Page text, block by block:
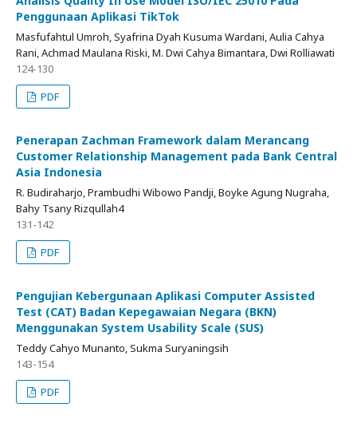
Penggunaan Aplikasi TikTok
Masfufahtul Umroh, Syafrina Dyah Kusuma Wardani, Aulia Cahya
Rani, Achmad Maulana Riski, M. Dwi Cahya Bimantara, Dwi Rolliawati
124-130
PDF
Penerapan Zachman Framework dalam Merancang
Customer Relationship Management pada Bank Central
Asia Indonesia
R. Budiraharjo, Prambudhi Wibowo Pandji, Boyke Agung Nugraha,
Bahy Tsany Rizqullah4
131-142
PDF
Pengujian Kebergunaan Aplikasi Computer Assisted
Test (CAT) Badan Kepegawaian Negara (BKN)
Menggunakan System Usability Scale (SUS)
Teddy Cahyo Munanto, Sukma Suryaningsih
143-154
PDF